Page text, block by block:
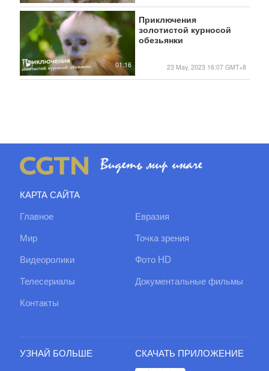
01:16
Приключения
золотистой курносой
обезьянки
23 May, 2023 16:07 GMT+8
КАРТА САЙТА
Главное
Евразия
Мир
Точка зрения
Видеоролики
Фото HD
Телесериалы
Документальные фильмы
Контакты
УЗНАЙ БОЛЬШЕ
СКАЧАТЬ ПРИЛОЖЕНИЕ